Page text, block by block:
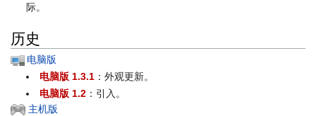
际。
历史
电脑版
电脑版 1.3.1 ：外观更新。
电脑版 1.2 ：引入。
主机版